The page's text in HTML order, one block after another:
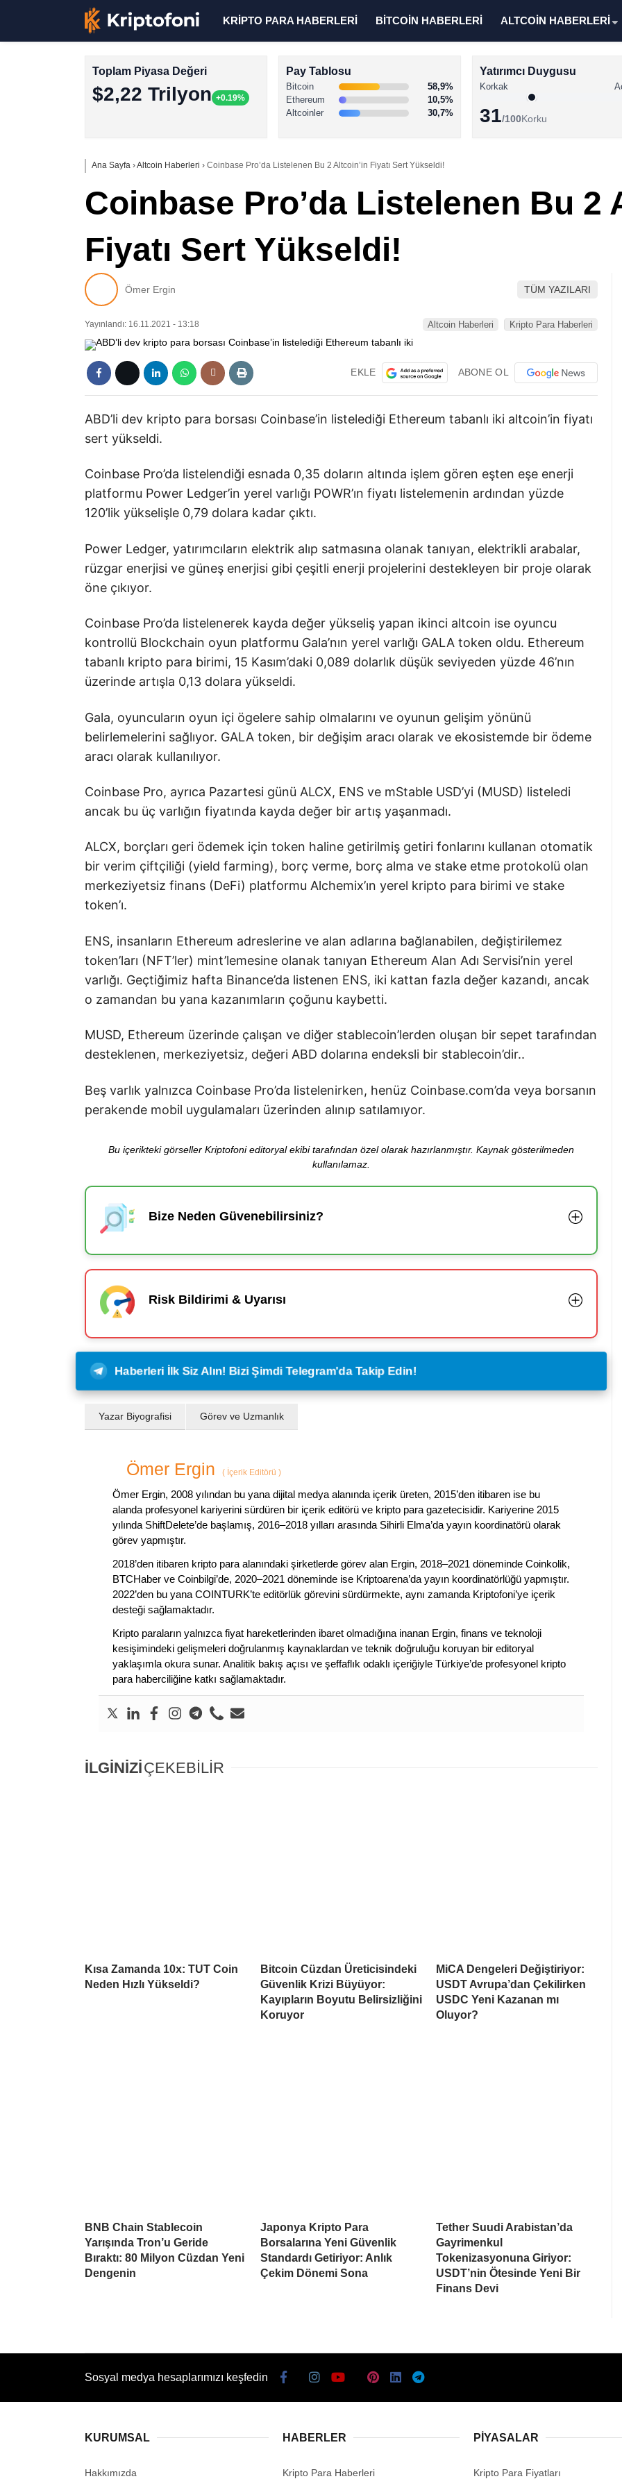
KRİPTO PARA HABERLERİ BİTCOİN HABERLERİ ALTCOİN HABERLERİ
Toplam Piyasa Değeri
$2,22 Trilyon +0.19%
Pay Tablosu
Bitcoin
58,9%
Ethereum
10,5%
Altcoinler
30,7%
Yatırımcı Duygusu
Korkak
31/100Korku
Ana Sayfa ›Altcoin Haberleri › Coinbase Pro’da Listelenen Bu 2 Altcoin’in Fiyatı Sert Yükseldi!
Coinbase Pro’da Listelenen Bu 2
Fiyatı Sert Yükseldi!
Ömer Ergin TÜM YAZILARI
Yayınlandı: 16.11.2021 - 13:18 Altcoin Haberleri Kripto Para Haberleri
EKLE ABONE OL
ABD’li dev kripto para borsası Coinbase’in listelediği Ethereum tabanlı iki altcoin’in fiyatı
sert yükseldi.
Coinbase Pro’da listelendiği esnada 0,35 doların altında işlem gören eşten eşe enerji
platformu Power Ledger’in yerel varlığı POWR’ın fiyatı listelemenin ardından yüzde
120’lik yükselişle 0,79 dolara kadar çıktı.
Power Ledger, yatırımcıların elektrik alıp satmasına olanak tanıyan, elektrikli arabalar,
rüzgar enerjisi ve güneş enerjisi gibi çeşitli enerji projelerini destekleyen bir proje olarak
öne çıkıyor.
Coinbase Pro’da listelenerek kayda değer yükseliş yapan ikinci altcoin ise oyuncu
kontrollü Blockchain oyun platformu Gala’nın yerel varlığı GALA token oldu. Ethereum
tabanlı kripto para birimi, 15 Kasım’daki 0,089 dolarlık düşük seviyeden yüzde 46’nın
üzerinde artışla 0,13 dolara yükseldi.
Gala, oyuncuların oyun içi ögelere sahip olmalarını ve oyunun gelişim yönünü
belirlemelerini sağlıyor. GALA token, bir değişim aracı olarak ve ekosistemde bir ödeme
aracı olarak kullanılıyor.
Coinbase Pro, ayrıca Pazartesi günü ALCX, ENS ve mStable USD’yi (MUSD) listeledi
ancak bu üç varlığın fiyatında kayda değer bir artış yaşanmadı.
ALCX, borçları geri ödemek için token haline getirilmiş getiri fonlarını kullanan otomatik
bir verim çiftçiliği (yield farming), borç verme, borç alma ve stake etme protokolü olan
merkeziyetsiz finans (DeFi) platformu Alchemix’ın yerel kripto para birimi ve stake
token’ı.
ENS, insanların Ethereum adreslerine ve alan adlarına bağlanabilen, değiştirilemez
token’ları (NFT’ler) mint’lemesine olanak tanıyan Ethereum Alan Adı Servisi’nin yerel
varlığı. Geçtiğimiz hafta Binance’da listenen ENS, iki kattan fazla değer kazandı, ancak
o zamandan bu yana kazanımların çoğunu kaybetti.
MUSD, Ethereum üzerinde çalışan ve diğer stablecoin’lerden oluşan bir sepet tarafından
desteklenen, merkeziyetsiz, değeri ABD dolarına endeksli bir stablecoin’dir..
Beş varlık yalnızca Coinbase Pro’da listelenirken, henüz Coinbase.com’da veya borsanın
perakende mobil uygulamaları üzerinden alınıp satılamıyor.
Bu içerikteki görseller Kriptofoni editoryal ekibi tarafından özel olarak hazırlanmıştır. Kaynak gösterilmeden
kullanılamaz.
Bize Neden Güvenebilirsiniz?
Risk Bildirimi & Uyarısı
Haberleri İlk Siz Alın! Bizi Şimdi Telegram'da Takip Edin!
Yazar Biyografisi Görev ve Uzmanlık
Ömer Ergin ( İçerik Editörü )
Ömer Ergin, 2008 yılından bu yana dijital medya alanında içerik üreten, 2015’den itibaren ise bu
alanda profesyonel kariyerini sürdüren bir içerik editörü ve kripto para gazetecisidir. Kariyerine 2015
yılında ShiftDelete’de başlamış, 2016–2018 yılları arasında Sihirli Elma’da yayın koordinatörü olarak
görev yapmıştır.
2018’den itibaren kripto para alanındaki şirketlerde görev alan Ergin, 2018–2021 döneminde Coinkolik,
BTCHaber ve Coinbilgi’de, 2020–2021 döneminde ise Kriptoarena’da yayın koordinatörlüğü yapmıştır.
2022’den bu yana COINTURK’te editörlük görevini sürdürmekte, aynı zamanda Kriptofoni’ye içerik
desteği sağlamaktadır.
Kripto paraların yalnızca fiyat hareketlerinden ibaret olmadığına inanan Ergin, finans ve teknoloji
kesişimindeki gelişmeleri doğrulanmış kaynaklardan ve teknik doğruluğu koruyan bir editoryal
yaklaşımla okura sunar. Analitik bakış açısı ve şeffaflık odaklı içeriğiyle Türkiye’de profesyonel kripto
para haberciliğine katkı sağlamaktadır.
İLGİNİZİÇEKEBİLİR
Kısa Zamanda 10x: TUT Coin
Neden Hızlı Yükseldi?
Bitcoin Cüzdan Üreticisindeki
Güvenlik Krizi Büyüyor:
Kayıpların Boyutu Belirsizliğini
Koruyor
MiCA Dengeleri Değiştiriyor:
USDT Avrupa’dan Çekilirken
USDC Yeni Kazanan mı
Oluyor?
BNB Chain Stablecoin
Yarışında Tron’u Geride
Bıraktı: 80 Milyon Cüzdan Yeni
Dengenin
Japonya Kripto Para
Borsalarına Yeni Güvenlik
Standardı Getiriyor: Anlık
Çekim Dönemi Sona
Tether Suudi Arabistan’da
Gayrimenkul
Tokenizasyonuna Giriyor:
USDT’nin Ötesinde Yeni Bir
Finans Devi
Sosyal medya hesaplarımızı keşfedin
KURUMSAL
Hakkımızda
HABERLER
Kripto Para Haberleri
PIYASALAR
Kripto Para Fiyatları